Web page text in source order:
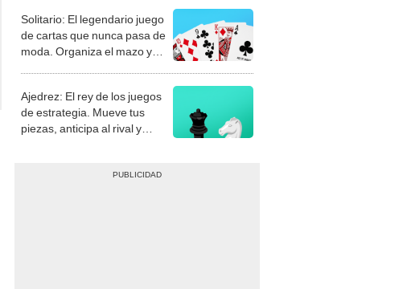
Solitario: El legendario juego
de cartas que nunca pasa de
moda. Organiza el mazo y
Ajedrez: El rey de los juegos
de estrategia. Mueve tus
piezas, anticipa al rival y